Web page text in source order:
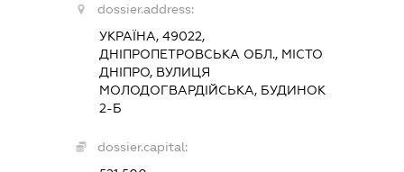
dossier.address:
УКРАЇНА, 49022,
ДНІПРОПЕТРОВСЬКА ОБЛ., МІСТО
ДНІПРО, ВУЛИЦЯ
МОЛОДОГВАРДІЙСЬКА, БУДИНОК
2-Б
dossier.capital: